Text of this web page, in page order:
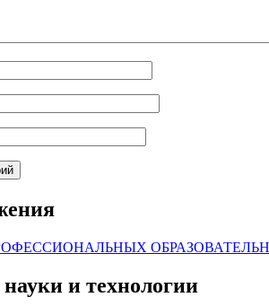
и технологии